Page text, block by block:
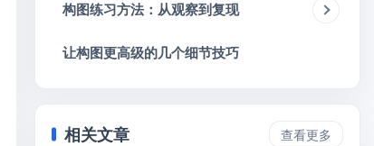
构图练习方法：从观察到复现
让构图更高级的几个细节技巧
相关文章 查看更多